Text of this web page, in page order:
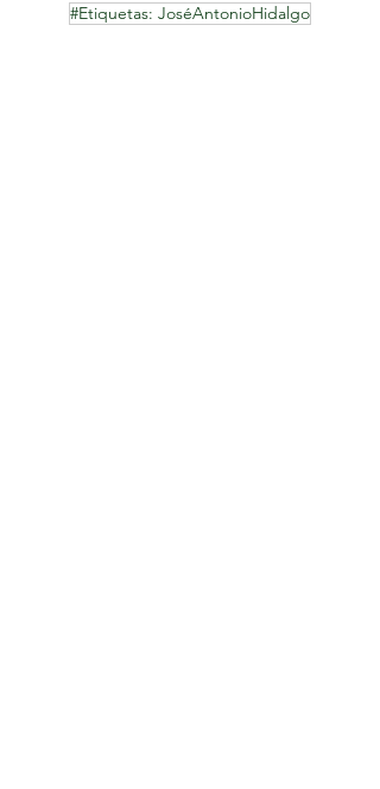
#Etiquetas: JoséAntonioHidalgo